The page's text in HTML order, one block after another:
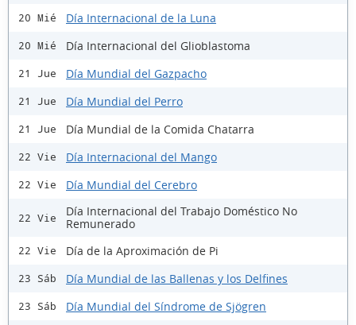
20 Mié Día Internacional de la Luna
20 Mié Día Internacional del Glioblastoma
21 Jue Día Mundial del Gazpacho
21 Jue Día Mundial del Perro
21 Jue Día Mundial de la Comida Chatarra
22 Vie Día Internacional del Mango
22 Vie Día Mundial del Cerebro
22 Vie
Día Internacional del Trabajo Doméstico No
Remunerado
22 Vie Día de la Aproximación de Pi
23 Sáb Día Mundial de las Ballenas y los Delfines
23 Sáb Día Mundial del Síndrome de Sjögren